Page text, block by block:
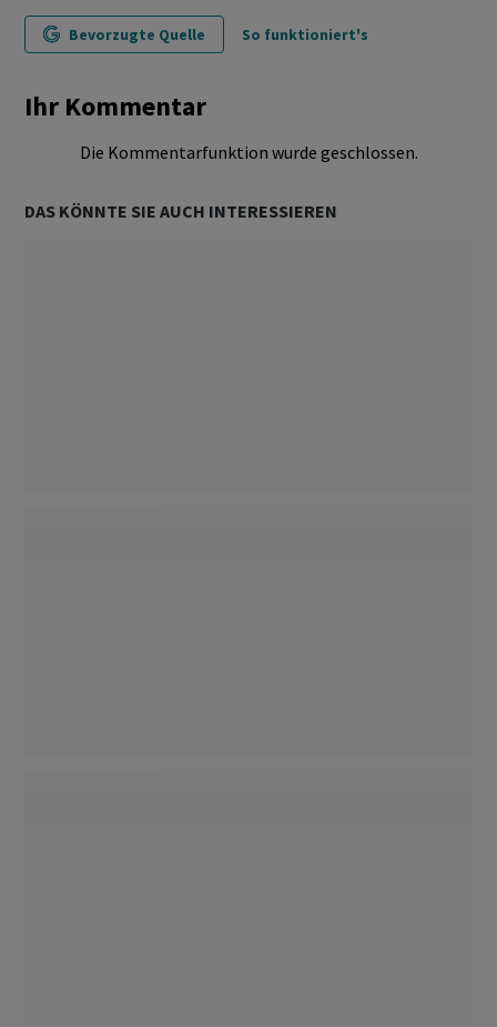
Bevorzugte Quelle So funktioniert's
Ihr Kommentar
Die Kommentarfunktion wurde geschlossen.
DAS KÖNNTE SIE AUCH INTERESSIEREN